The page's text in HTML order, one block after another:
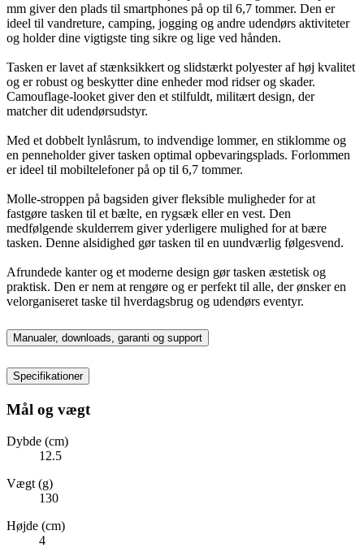
mm giver den plads til smartphones på op til 6,7 tommer. Den er
ideel til vandreture, camping, jogging og andre udendørs aktiviteter
og holder dine vigtigste ting sikre og lige ved hånden.
Tasken er lavet af stænksikkert og slidstærkt polyester af høj kvalitet
og er robust og beskytter dine enheder mod ridser og skader.
Camouflage-looket giver den et stilfuldt, militært design, der
matcher dit udendørsudstyr.
Med et dobbelt lynlåsrum, to indvendige lommer, en stiklomme og
en penneholder giver tasken optimal opbevaringsplads. Forlommen
er ideel til mobiltelefoner på op til 6,7 tommer.
Molle-stroppen på bagsiden giver fleksible muligheder for at
fastgøre tasken til et bælte, en rygsæk eller en vest. Den
medfølgende skulderrem giver yderligere mulighed for at bære
tasken. Denne alsidighed gør tasken til en uundværlig følgesvend.
Afrundede kanter og et moderne design gør tasken æstetisk og
praktisk. Den er nem at rengøre og er perfekt til alle, der ønsker en
velorganiseret taske til hverdagsbrug og udendørs eventyr.
Manualer, downloads, garanti og support
Specifikationer
Mål og vægt
Dybde (cm)
12.5
Vægt (g)
130
Højde (cm)
4